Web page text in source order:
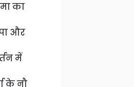
का
और
में
के नौ